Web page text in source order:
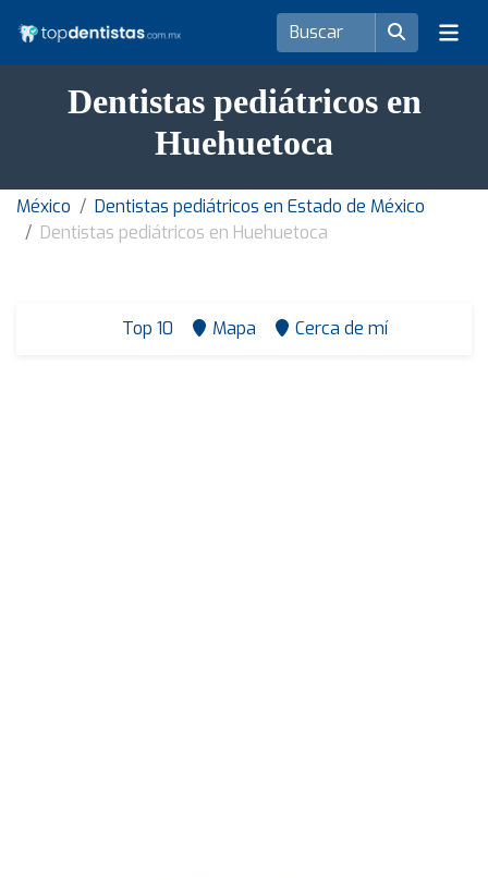
Dentistas pediátricos en
Huehuetoca
México
Dentistas pediátricos en Estado de México
Dentistas pediátricos en Huehuetoca
Top 10 Mapa Cerca de mí